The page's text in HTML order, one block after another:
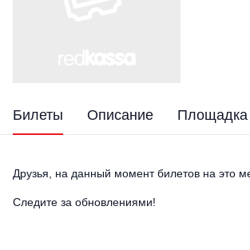
Билеты Описание Площадка
Друзья, на данный момент билетов на это
Следите за обновлениями!